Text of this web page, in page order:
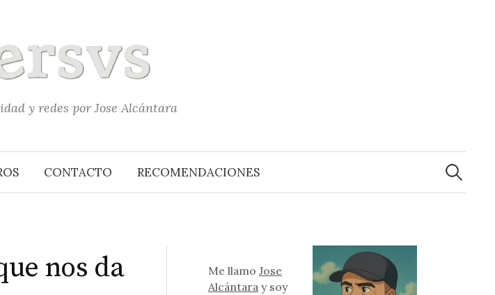
y redes por Jose Alcántara
CONTACTO RECOMENDACIONES
Buscar:
nos da
Me llamoJose
Alcántara y soy